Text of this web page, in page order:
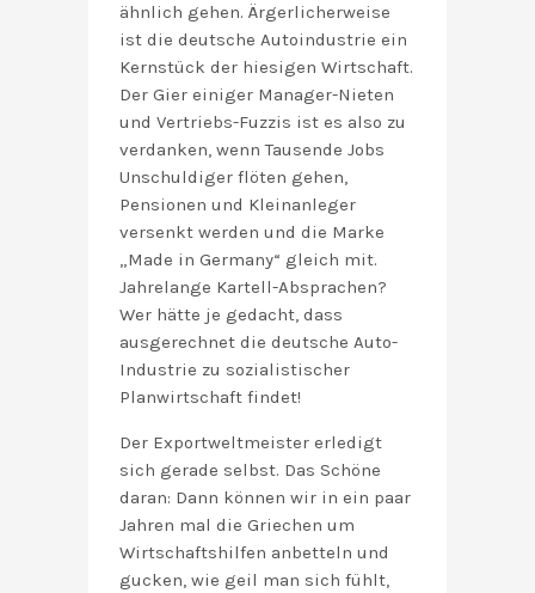
ähnlich gehen. Ärgerlicherweise
ist die deutsche Autoindustrie ein
Kernstück der hiesigen Wirtschaft.
Der Gier einiger Manager-Nieten
und Vertriebs-Fuzzis ist es also zu
verdanken, wenn Tausende Jobs
Unschuldiger flöten gehen,
Pensionen und Kleinanleger
versenkt werden und die Marke
„Made in Germany“ gleich mit.
Jahrelange Kartell-Absprachen?
Wer hätte je gedacht, dass
ausgerechnet die deutsche Auto-
Industrie zu sozialistischer
Planwirtschaft findet!
Der Exportweltmeister erledigt
sich gerade selbst. Das Schöne
daran: Dann können wir in ein paar
Jahren mal die Griechen um
Wirtschaftshilfen anbetteln und
gucken, wie geil man sich fühlt,